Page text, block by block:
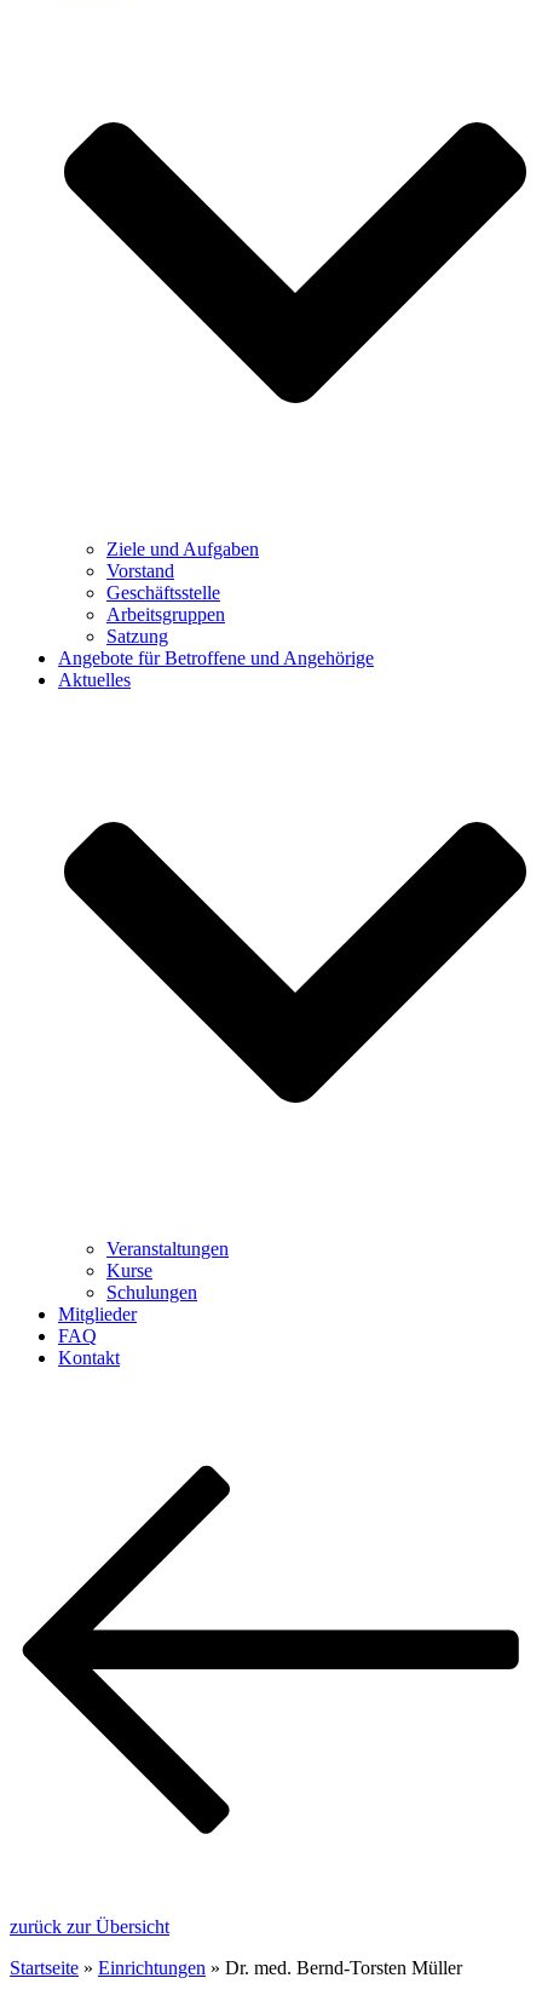
Ziele und Aufgaben
Vorstand
Geschäftsstelle
Arbeitsgruppen
Satzung
Angebote für Betroffene und Angehörige
Aktuelles
Veranstaltungen
Kurse
Schulungen
Mitglieder
FAQ
Kontakt
zurück zur Übersicht
Startseite » Einrichtungen » Dr. med. Bernd-Torsten Müller